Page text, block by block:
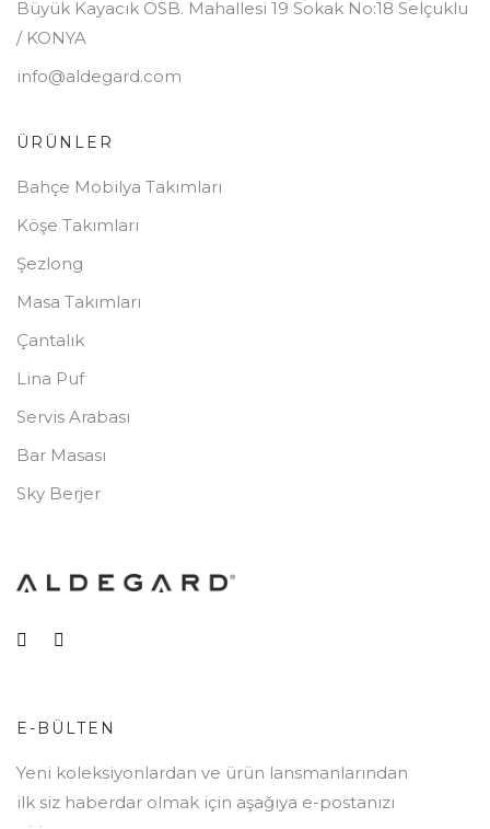
Büyük Kayacık OSB. Mahallesi 19 Sokak No:18 Selçuklu
/ KONYA
info@aldegard.com
ÜRÜNLER
Bahçe Mobilya Takımları
Köşe Takımları
Şezlong
Masa Takımları
Çantalık
Lina Puf
Servis Arabası
Bar Masası
Sky Berjer
E-BÜLTEN
Yeni koleksiyonlardan ve ürün lansmanlarından
ilk siz haberdar olmak için aşağıya e-postanızı